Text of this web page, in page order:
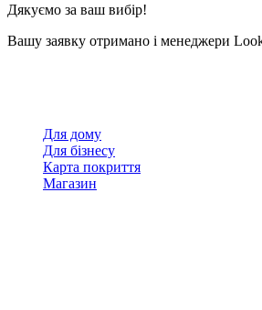
Дякуємо за ваш вибір!
Вашу заявку отримано і менеджери
Для дому
Для бізнесу
Карта покриття
Магазин